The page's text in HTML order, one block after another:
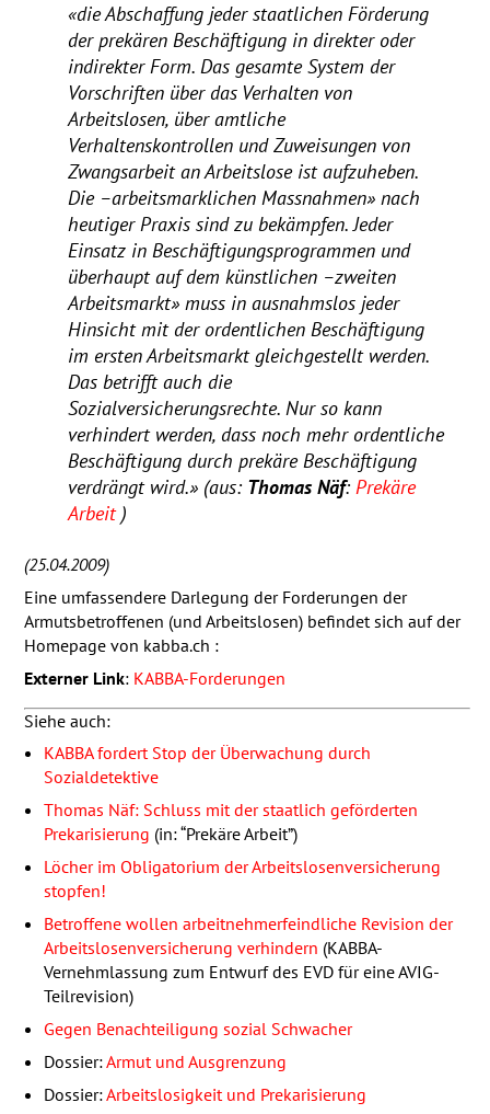
«die Abschaffung jeder staatlichen Förderung
der prekären Beschäftigung in direkter oder
indirekter Form. Das gesamte System der
Vorschriften über das Verhalten von
Arbeitslosen, über amtliche
Verhaltenskontrollen und Zuweisungen von
Zwangsarbeit an Arbeitslose ist aufzuheben.
Die –arbeitsmarklichen Massnahmen» nach
heutiger Praxis sind zu bekämpfen. Jeder
Einsatz in Beschäftigungsprogrammen und
überhaupt auf dem künstlichen –zweiten
Arbeitsmarkt» muss in ausnahmslos jeder
Hinsicht mit der ordentlichen Beschäftigung
im ersten Arbeitsmarkt gleichgestellt werden.
Das betrifft auch die
Sozialversicherungsrechte. Nur so kann
verhindert werden, dass noch mehr ordentliche
Beschäftigung durch prekäre Beschäftigung
verdrängt wird.» (aus: Thomas Näf: Prekäre
Arbeit)
(25.04.2009)
Eine umfassendere Darlegung der Forderungen der
Armutsbetroffenen (und Arbeitslosen) befindet sich auf der
Homepage von kabba.ch :
Externer Link: KABBA-Forderungen
Siehe auch:
KABBAfordert Stop der Überwachung durch
Sozialdetektive
Thomas Näf: Schluss mit der staatlich geförderten
Prekarisierung (in: “Prekäre Arbeit”)
Löcher im Obligatorium der Arbeitslosenversicherung
stopfen!
Betroffene wollen arbeitnehmerfeindliche Revision der
Arbeitslosenversicherung verhindern (KABBA-
Vernehmlassung zum Entwurf des EVDfür eineAVIG-
Teilrevision)
Gegen Benachteiligung sozial Schwacher
Dossier:Armut und Ausgrenzung
Dossier:Arbeitslosigkeit und Prekarisierung